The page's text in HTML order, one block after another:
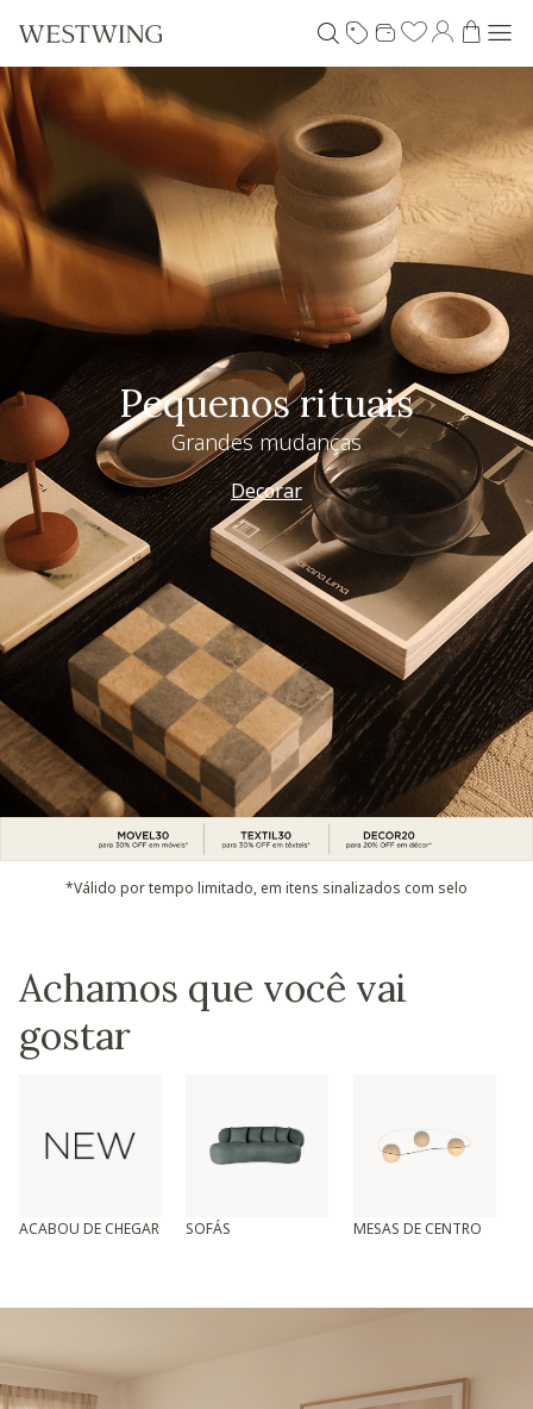
Pequenos rituais
Grandes mudanças
Decorar
*Válido por tempo limitado, em itens sinalizados com selo
Achamos que você vai
gostar
ACABOU DE CHEGAR SOFÁS MESAS DE CENTRO